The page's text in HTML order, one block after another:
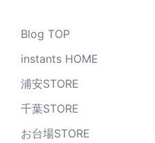
Blog TOP
instants HOME
浦安STORE
千葉STORE
お台場STORE